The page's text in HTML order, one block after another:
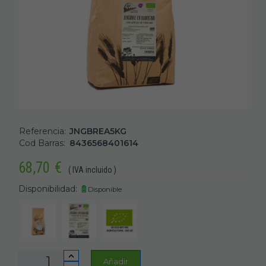
Referencia: JNGBREA5KG
Cod Barras: 8436568401614
68,70 € ( IVA incluido )
Disponibilidad: Disponible
Añadir